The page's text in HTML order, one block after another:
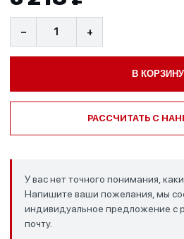
− +
В КОРЗИНУ
РАССЧИТАТЬ С
У вас нет точного понимания,
Напишите ваши пожелания, мы
индивидуальное предложение с
почту.